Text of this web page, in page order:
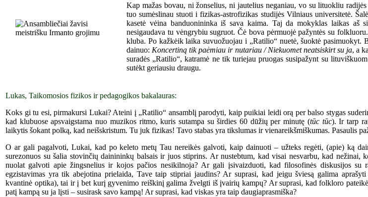
Kap mažas bovau, ni žonselius, ni jautelius neganiau, vo su lituokliu
tuo sumėslinau stuoti i fizikas-astrofizikas studijės Vilniaus universitetė.
kasetė vėina banduonininka iš sava kaima. Taj da mokyklas laikas aš
nesigaudava tu vėngrybiu sugruot. Čė bova pėrmuojė pažyntės su
kluba. Po kažkėik laika suvuožuojau i „Ratilio“ nuetė, šuoktė
dainuo: Koncertiną tik paėmiau ir nutariau / Niekuomet neatsiskirt su ja,a
suradės „Ratilio“, katramė ne tik turiejau pruogas susipažynt su
sutėkt geriausiu draugu.
Lukas, Taikomosios fizikos ir pedagogikos bakalauras:
Koks gi tu esi, pirmakursi Lukai? Ateini į „Ratilio“ ansamblį parodyti, kaip puikiai leidi orą per balso stygas
kad klubuose apsvaigstama nuo muzikos ritmo, kuris sutampa su širdies 60 dūžių per minutę (tūc tūc). Ir tarp
laikytis šokant polką, kad neišskristum. Tu juk fizikas! Tavo stabas yra tikslumas ir vienareikšmiškumas. Pasaulis
O ar gali pagalvoti, Lukai, kad po keleto metų Tau nereikės galvoti, kaip dainuoti – užteks regėti, (apie) ką
surezonuos su šalia stovinčių dainininkų balsais ir juos stiprins. Ar nustebtum, kad visai nesvarbu, kad
nuolat galvoti apie žingsnelius ir kojos pačios nesikilnoja? Ar gali įsivaizduoti, kad filosofinės diskusijos su
egzistavimas yra tik abejotina prielaida, Tave taip stipriai jaudins? Ar suprasi, kad jeigu šviesą galima
kvantinė optika), tai ir į bet kurį gyvenimo reiškinį galima žvelgti iš įvairių kampų? Ar suprasi, kad folkloro
patį kampą su ja lįsti – susirask savo kampą! Ar suprasi, kad viskas yra taip daugiaprasmiška?